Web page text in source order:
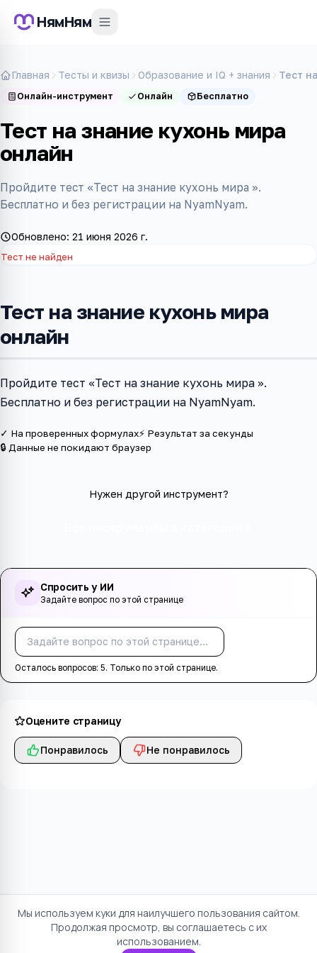
НямНям
Главная Тесты и квизы Образование и IQ + знания Тест
Онлайн-инструмент Онлайн Бесплатно
Тест на знание кухонь мира
онлайн
Пройдите тест «Тест на знание кухонь мира ».
Бесплатно и без регистрации на NyamNyam.
Обновлено: 21 июня 2026 г.
Тест не найден
Тест на знание кухонь мира
онлайн
Пройдите тест «Тест на знание кухонь мира ».
Бесплатно и без регистрации на NyamNyam.
✓ На проверенных формулах⚡ Результат за секунды
🔒 Данные не покидают браузер
Нужен другой инструмент?
Спросить у ИИ
Задайте вопрос по этой странице
Осталось вопросов: 5. Только по этой странице.
Оцените страницу
Понравилось Не понравилось
Мы используем куки для наилучшего пользования сайтом.
Продолжая просмотр, вы соглашаетесь с их
использованием.